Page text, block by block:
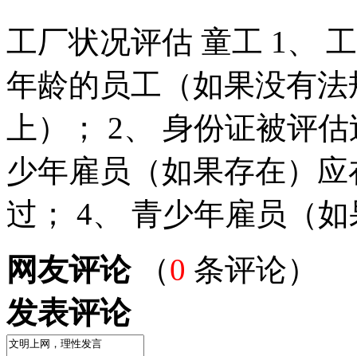
工厂状况评估 童工 1、
年龄的员工（如果没有
上）； 2、 身份证被评
少年雇员（如果存在）
过； 4、 青少年雇员（
网友评论（0 条评论）
发表评论